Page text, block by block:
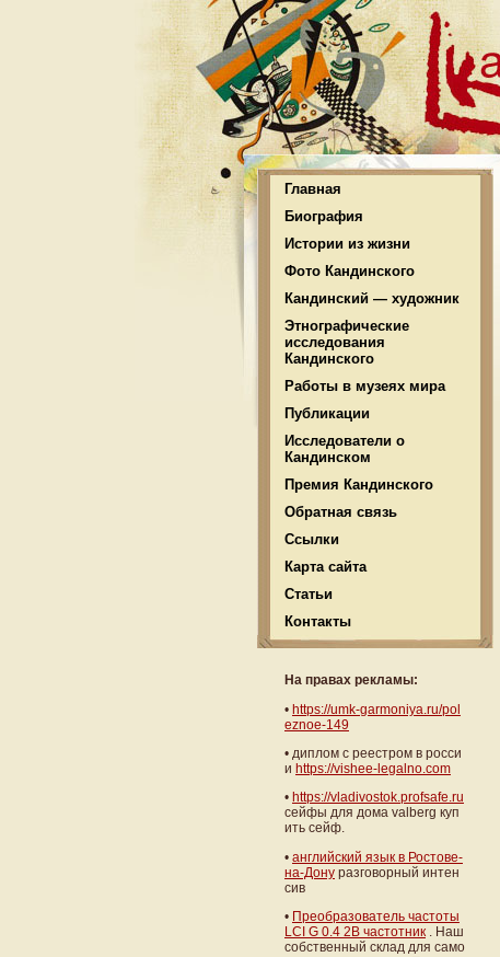
Главная
Биография
Истории из жизни
Фото Кандинского
Кандинский — художник
Этнографические
исследования
Кандинского
Работы в музеях мира
Публикации
Исследователи о
Кандинском
Премия Кандинского
Обратная связь
Ссылки
Карта сайта
Статьи
Контакты
На правах рекламы:
• https://umk-garmoniya.ru/pol
eznoe-149
• диплом с реестром в росси
и https://vishee-legalno.com
• https://vladivostok.profsafe.ru
сейфы для дома valberg куп
ить сейф.
• английский язык в Ростове-
на-Дону разговорный интен
сив
• Преобразователь частоты
LCI G 0.4 2B частотник . Наш
собственный склад для само